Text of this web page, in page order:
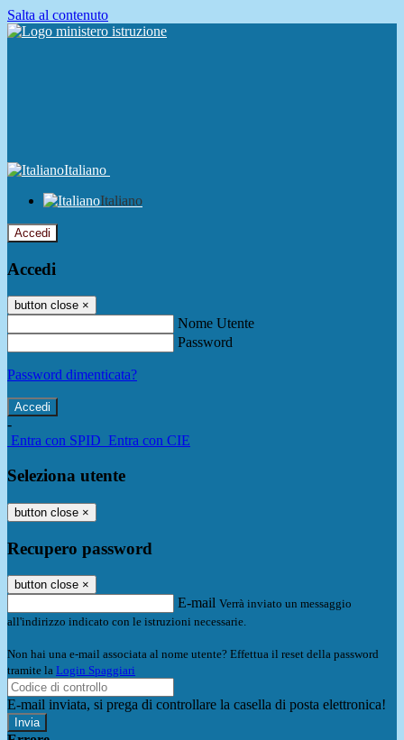
Salta al contenuto
Italiano
Italiano
Accedi
Accedi
button close ×
Nome Utente
Password
Password dimenticata?
-
Entra con SPID Entra con CIE
Seleziona utente
button close ×
Recupero password
button close ×
E-mail Verrà inviato un messaggio
all'indirizzo indicato con le istruzioni necessarie.
Non hai una e-mail associata al nome utente? Effettua il reset della password
tramite la Login Spaggiari
E-mail inviata, si prega di controllare la casella di posta elettronica!